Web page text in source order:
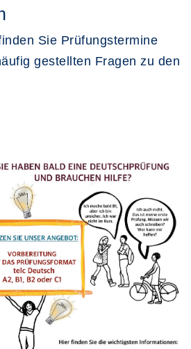
Sie Prüfungstermine
gestellten Fragen zu den